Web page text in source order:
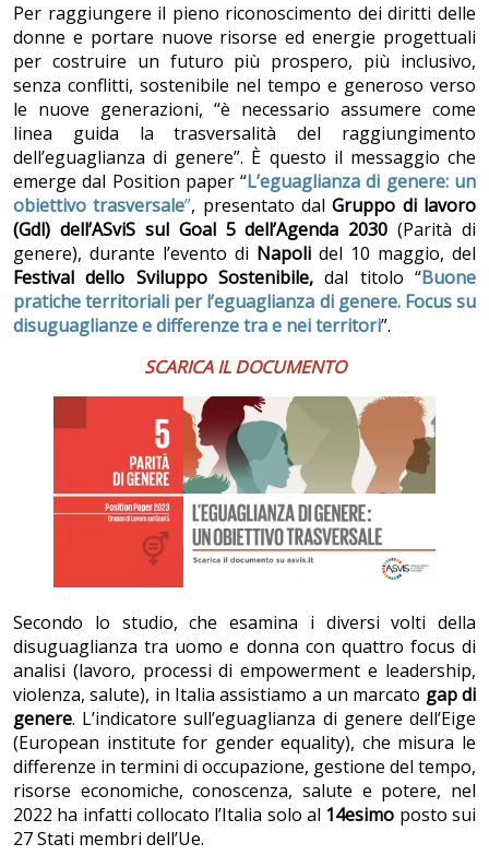
Per raggiungere il pieno riconoscimento dei diritti delle
donne e portare nuove risorse ed energie progettuali
per costruire un futuro più prospero, più inclusivo,
senza conflitti, sostenibile nel tempo e generoso verso
le nuove generazioni, “è necessario assumere come
linea guida la trasversalità del raggiungimento
dell’eguaglianza di genere”. È questo il messaggio che
emerge dal Position paper “L’eguaglianza di genere: un
obiettivo trasversale”, presentato dalGruppo di lavoro
(Gdl) dell’ASviS sul Goal 5 dell’Agenda 2030 (Parità di
genere), durante l’evento di Napoli del 10 maggio, del
Festival dello Sviluppo Sostenibile, dal titolo “Buone
pratiche territoriali per l’eguaglianza di genere. Focus su
disuguaglianze e differenze tra e nei territori”.
SCARICA IL DOCUMENTO
Secondo lo studio, che esamina i diversi volti della
disuguaglianza tra uomo e donna con quattro focus di
analisi (lavoro, processi di empowerment e leadership,
violenza, salute), in Italia assistiamo a un marcato gap di
genere. L’indicatore sull’eguaglianza di genere dell’Eige
(European institute for gender equality), che misura le
differenze in termini di occupazione, gestione del tempo,
risorse economiche, conoscenza, salute e potere, nel
2022 ha infatti collocato l’Italia solo al 14esimo posto sui
27 Stati membri dell’Ue.